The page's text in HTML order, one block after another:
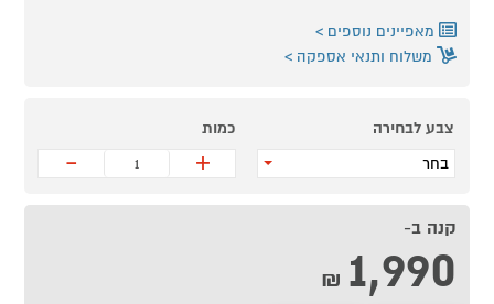
מאפיינים נוספים
משלוח ותנאי אספקה
צבע לבחירה
בחר
כמות
+
-
קנה ב-
1,990
₪